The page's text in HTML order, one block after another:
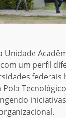
um perfil
federais